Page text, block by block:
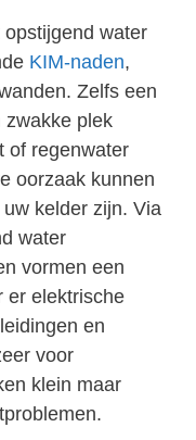
water
KIM-naden,
Zelfs een
zwakke plek
of regenwater
oorzaak kunnen
kelder zijn. Via
water
vormen een
er elektrische
en
voor
klein maar